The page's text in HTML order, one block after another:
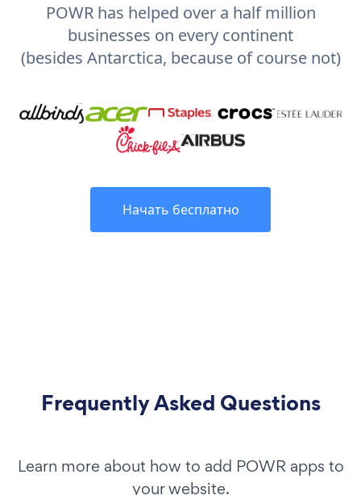
POWR has helped over a half million
businesses on every continent
(besides Antarctica, because of course not)
Начать бесплатно
Frequently Asked Questions
Learn more about how to add POWR apps to
your website.